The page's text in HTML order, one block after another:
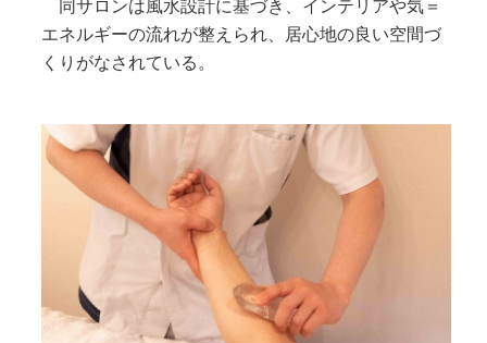
同サロンは風水設計に基づき、インテリアや気＝
エネルギーの流れが整えられ、居心地の良い空間づ
くりがなされている。